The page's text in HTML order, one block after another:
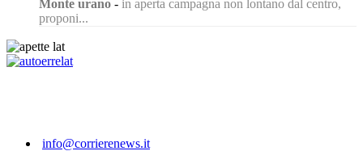
Monte urano - in aperta campagna non lontano dal centro,
proponi...
info@corrierenews.it